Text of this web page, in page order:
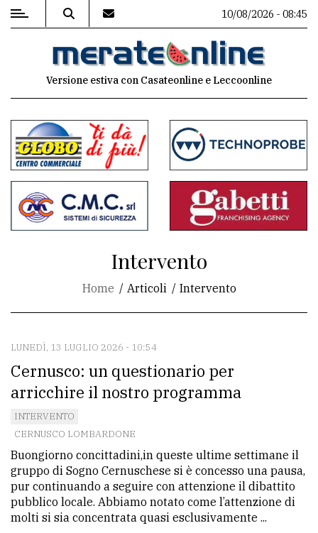
MENU
commenti
Contenuti
del
sito
CONTATTI
La
redazione
Scrivici
Per
la
tua
pubblicità
10/08/2026 - 08:45
Versione estiva con Casateonline e Leccoonline
Intervento
Home Articoli Intervento
LUNEDÌ, 13 LUGLIO 2026 - 10:54
Cernusco: un questionario per
arricchire il nostro programma
INTERVENTO
CERNUSCO LOMBARDONE
Buongiorno concittadini,in queste ultime settimane il
gruppo di Sogno Cernuschese si è concesso una pausa,
pur continuando a seguire con attenzione il dibattito
pubblico locale. Abbiamo notato come l’attenzione di
molti si sia concentrata quasi esclusivamente ...